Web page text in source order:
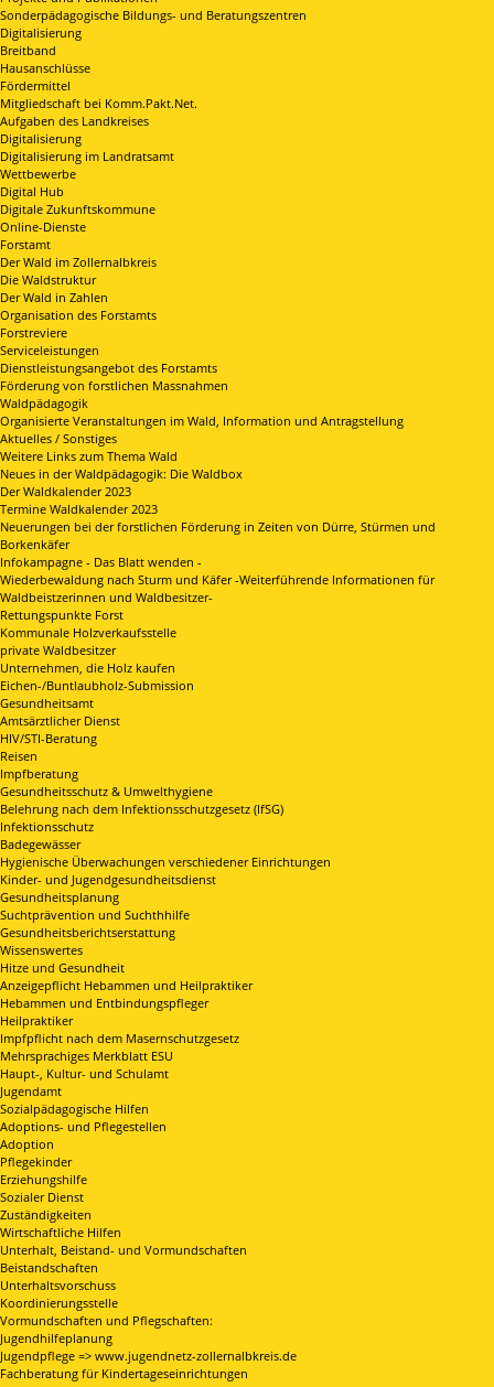
Sonderpädagogische Bildungs- und Beratungszentren
Digitalisierung
Breitband
Hausanschlüsse
Fördermittel
Mitgliedschaft bei Komm.Pakt.Net.
Aufgaben des Landkreises
Digitalisierung
Digitalisierung im Landratsamt
Wettbewerbe
Digital Hub
Digitale Zukunftskommune
Online-Dienste
Forstamt
Der Wald im Zollernalbkreis
Die Waldstruktur
Der Wald in Zahlen
Organisation des Forstamts
Forstreviere
Serviceleistungen
Dienstleistungsangebot des Forstamts
Förderung von forstlichen Massnahmen
Waldpädagogik
Organisierte Veranstaltungen im Wald, Information und Antragstellung
Aktuelles / Sonstiges
Weitere Links zum Thema Wald
Neues in der Waldpädagogik: Die Waldbox
Der Waldkalender 2023
Termine Waldkalender 2023
Neuerungen bei der forstlichen Förderung in Zeiten von Dürre, Stürmen und
Borkenkäfer
Infokampagne - Das Blatt wenden -
Wiederbewaldung nach Sturm und Käfer -Weiterführende Informationen für
Waldbeistzerinnen und Waldbesitzer-
Rettungspunkte Forst
Kommunale Holzverkaufsstelle
private Waldbesitzer
Unternehmen, die Holz kaufen
Eichen-/Buntlaubholz-Submission
Gesundheitsamt
Amtsärztlicher Dienst
HIV/STI-Beratung
Reisen
Impfberatung
Gesundheitsschutz & Umwelthygiene
Belehrung nach dem Infektionsschutzgesetz (IfSG)
Infektionsschutz
Badegewässer
Hygienische Überwachungen verschiedener Einrichtungen
Kinder- und Jugendgesundheitsdienst
Gesundheitsplanung
Suchtprävention und Suchthhilfe
Gesundheitsberichtserstattung
Wissenswertes
Hitze und Gesundheit
Anzeigepflicht Hebammen und Heilpraktiker
Hebammen und Entbindungspfleger
Heilpraktiker
Impfpflicht nach dem Masernschutzgesetz
Mehrsprachiges Merkblatt ESU
Haupt-, Kultur- und Schulamt
Jugendamt
Sozialpädagogische Hilfen
Adoptions- und Pflegestellen
Adoption
Pflegekinder
Erziehungshilfe
Sozialer Dienst
Zuständigkeiten
Wirtschaftliche Hilfen
Unterhalt, Beistand- und Vormundschaften
Beistandschaften
Unterhaltsvorschuss
Koordinierungsstelle
Vormundschaften und Pflegschaften:
Jugendhilfeplanung
Jugendpflege => www.jugendnetz-zollernalbkreis.de
Fachberatung für Kindertageseinrichtungen